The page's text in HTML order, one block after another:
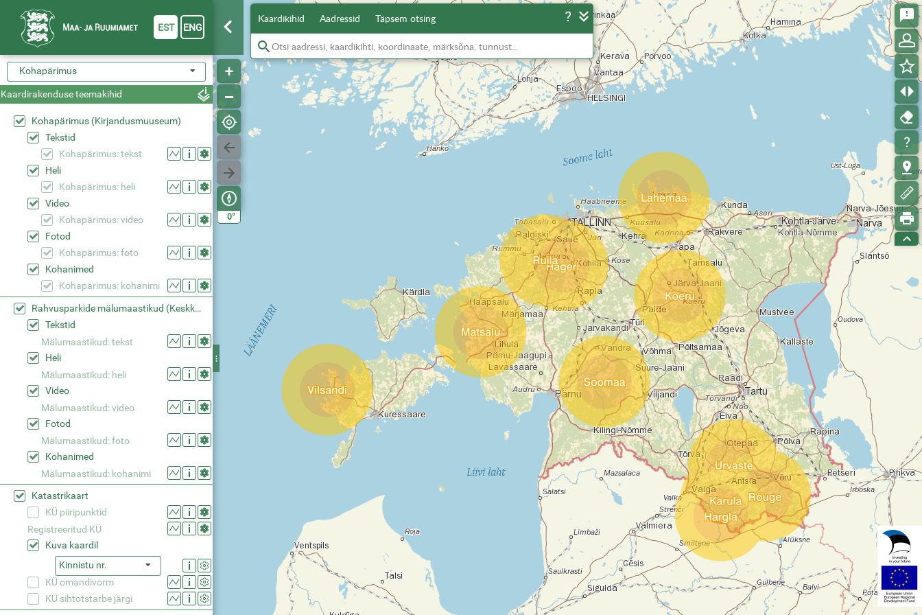
0°
Kaardikihid Aadressid Täpsem otsing
Kohapärimus
Kaardirakenduse teemakihid
Kohapärimus (Kirjandusmuuseum)
Tekstid
Kohapärimus: tekst
Heli
Kohapärimus: heli
Video
Kohapärimus: video
Fotod
Kohapärimus: foto
Kohanimed
Kohapärimus: kohanimi
Rahvusparkide mälumaastikud (Keskkonaaamet)
Tekstid
Mälumaastikud: tekst
Heli
Mälumaastikud: heli
Video
Mälumaastikud: video
Fotod
Mälumaastikud: foto
Kohanimed
Mälumaastikud: kohanimi
Katastrikaart
KÜ piiripunktid
Registreeritud KÜ
Kuva kaardil
Kinnistu nr.
KÜ omandivorm
KÜ sihtotstarbe järgi
EST ENG